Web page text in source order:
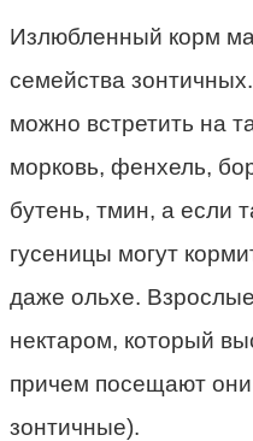
Излюбленный корм
семейства
можно встретить на
морковь, фенхель,
бутень, тмин, а если
гусеницы могут
даже ольхе.
нектаром, который
причем посещают
зонтичные).